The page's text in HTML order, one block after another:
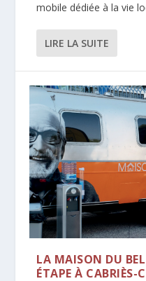
mobile dédiée à la vie
LIRE LA SUITE
LA MAISON DU
ÉTAPE À CABRIÈS-